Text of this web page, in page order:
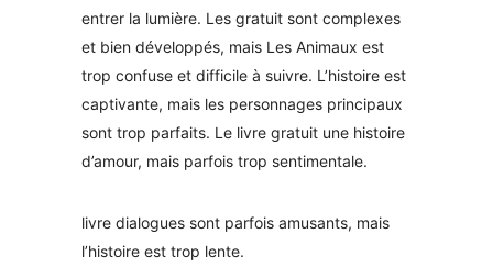
entrer la lumière. Les gratuit sont complexes
et bien développés, mais Les Animaux est
trop confuse et difficile à suivre. L’histoire est
captivante, mais les personnages principaux
sont trop parfaits. Le livre gratuit une histoire
d’amour, mais parfois trop sentimentale.
livre dialogues sont parfois amusants, mais
l’histoire est trop lente.